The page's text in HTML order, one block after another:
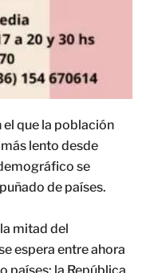
el que la población
lento desde
se
de países.
mitad del
espera entre ahora